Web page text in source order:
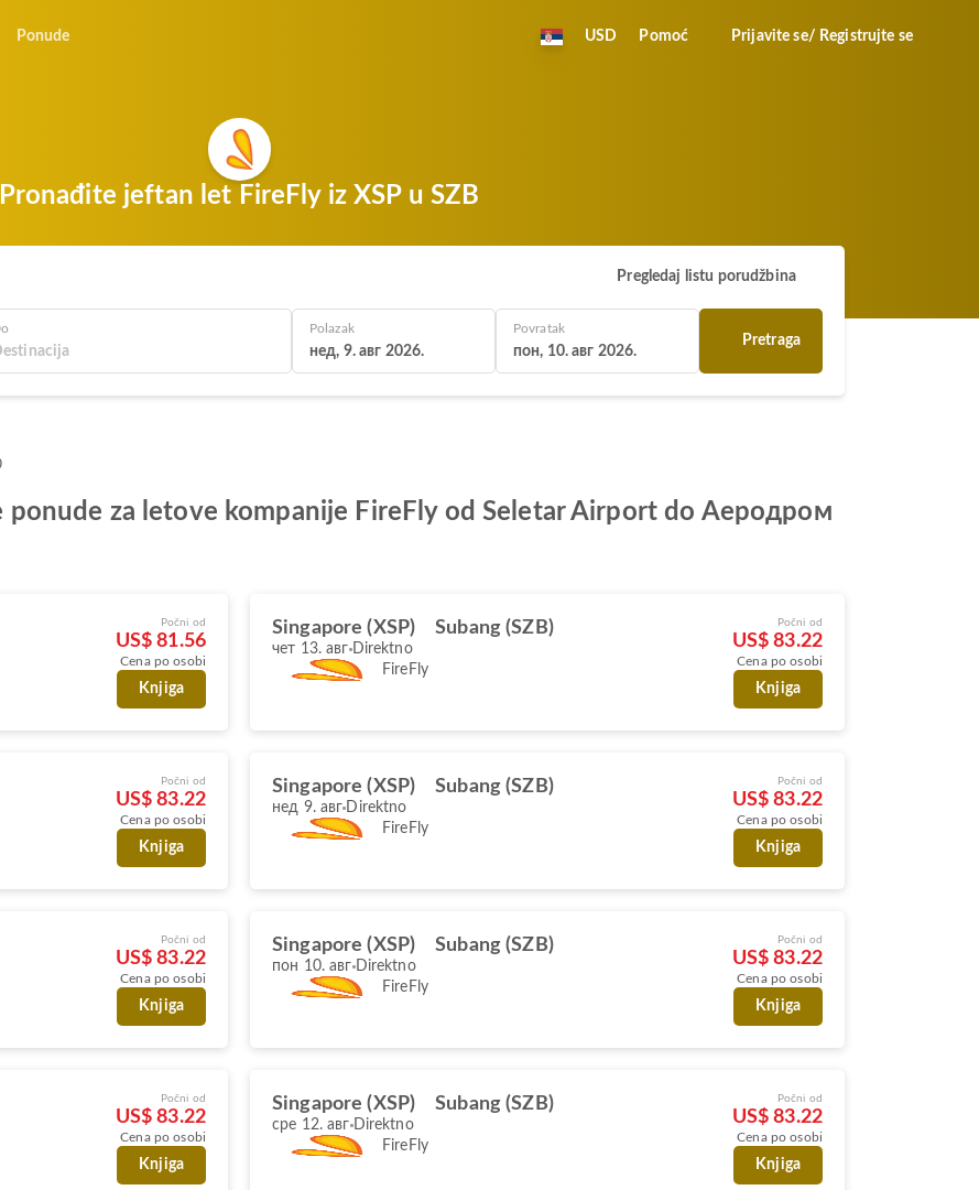
Ponude USD Pomoć Prijavite se/ Registrujte se
Pronađite jeftan let FireFly iz XSP u SZB
Pregledaj listu porudžbina
Polazak
нед, 9. авг 2026.
Povratak
пон, 10. авг 2026.
Pretraga
ponude za letove kompanije FireFly od Seletar Airport do Aеродром
Počni od
US$ 81.56
Cena po osobi
Knjiga
Singapore (XSP) Subang (SZB)
чет 13. авг Direktno
FireFly
Počni od
US$ 83.22
Cena po osobi
Knjiga
Počni od
US$ 83.22
Cena po osobi
Knjiga
Singapore (XSP) Subang (SZB)
нед 9. авг Direktno
FireFly
Počni od
US$ 83.22
Cena po osobi
Knjiga
Počni od
US$ 83.22
Cena po osobi
Knjiga
Singapore (XSP) Subang (SZB)
пон 10. авг Direktno
FireFly
Počni od
US$ 83.22
Cena po osobi
Knjiga
Počni od
US$ 83.22
Cena po osobi
Knjiga
Singapore (XSP) Subang (SZB)
сре 12. авг Direktno
FireFly
Počni od
US$ 83.22
Cena po osobi
Knjiga